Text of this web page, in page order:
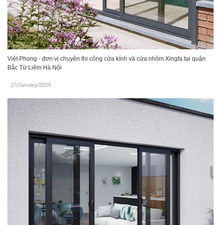
Việt Phong - đơn vị chuyên thi công cửa kính và cửa nhôm Xingfa tại quận
Bắc Từ Liêm Hà Nội
17/January/2024